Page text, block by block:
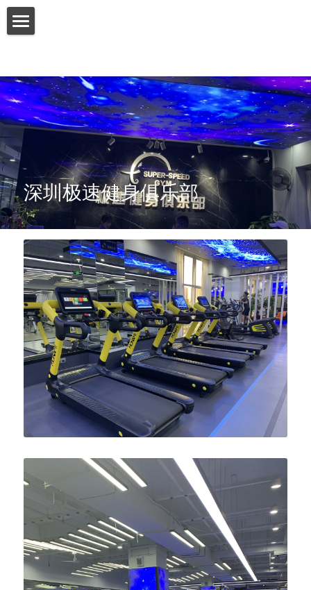
关于我们
产品介绍
客户案例
联系我们
搜索
简体中文
简体中文
English
深圳极速健身俱乐部